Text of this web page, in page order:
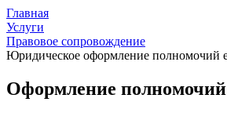
Главная
Услуги
Правовое сопровождение
Юридическое оформление полномочий
Оформление полномочий